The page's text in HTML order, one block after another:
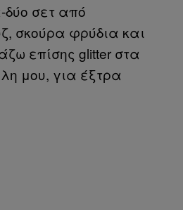
σετ από
σκούρα φρύδια και
επίσης glitter στα
μου, για έξτρα